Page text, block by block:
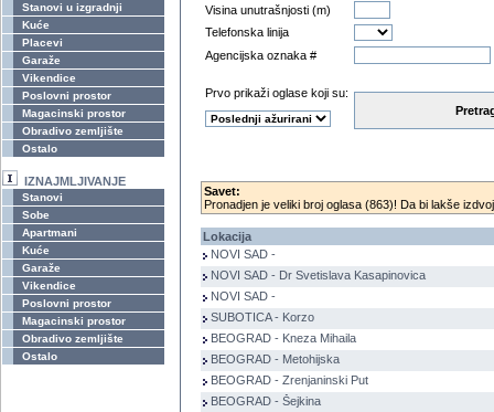
Stanovi u izgradnji
Kuće
Placevi
Garaže
Vikendice
Poslovni prostor
Magacinski prostor
Obradivo zemljište
Ostalo
IZNAJMLJIVANJE
Stanovi
Sobe
Apartmani
Kuće
Garaže
Vikendice
Poslovni prostor
Magacinski prostor
Obradivo zemljište
Ostalo
Visina unutrašnjosti (m)
Telefonska linija
Agencijska oznaka #
Prvo prikaži oglase koji su:
Savet:
Pronadjen je veliki broj oglasa (863)! Da bi lakše
Lokacija
NOVI SAD -
NOVI SAD - Dr Svetislava Kasapinovica
NOVI SAD -
SUBOTICA - Korzo
BEOGRAD - Kneza Mihaila
BEOGRAD - Metohijska
BEOGRAD - Zrenjaninski Put
BEOGRAD - Šejkina